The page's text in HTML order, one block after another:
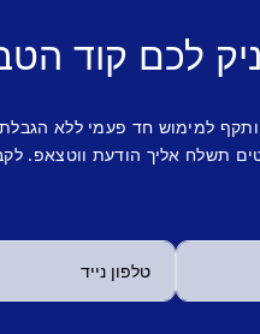
לכם קוד
ותקף למימוש חד פעמי ללא
תשלח אליך הודעת ווטצאפ.